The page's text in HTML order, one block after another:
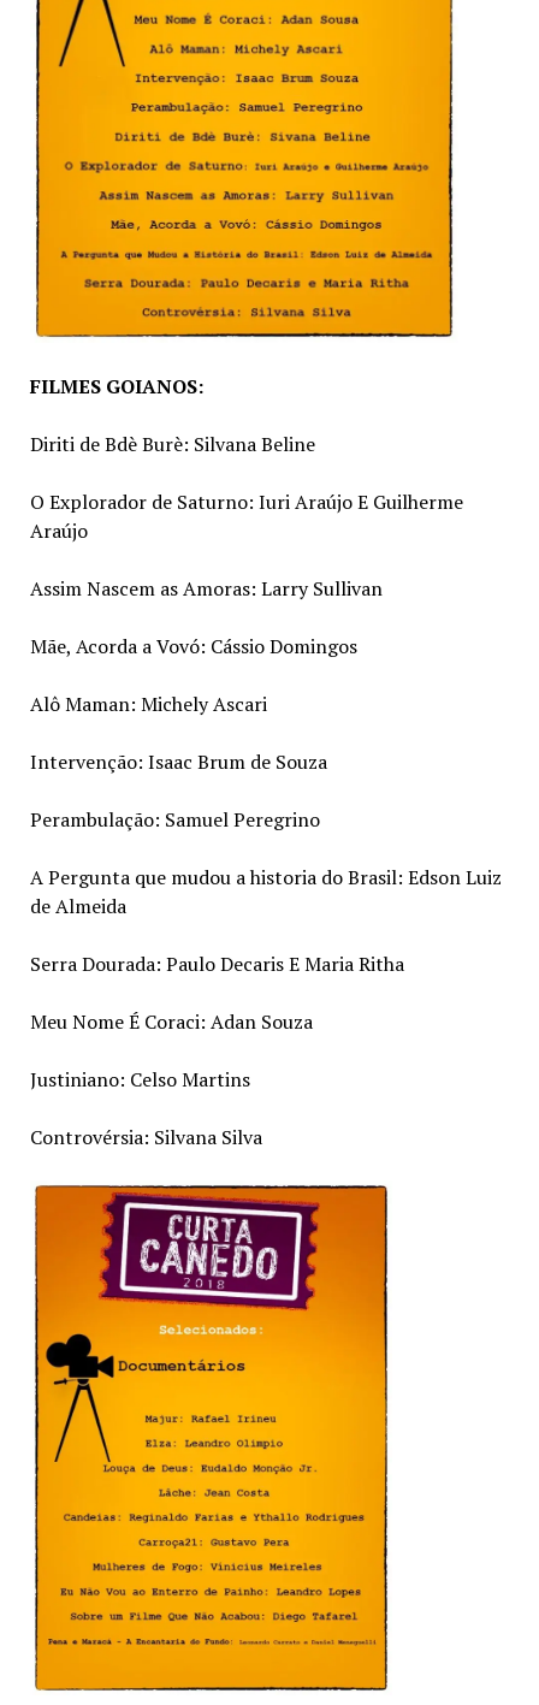
FILMES GOIANOS:
Diriti de Bdè Burè: Silvana Beline
O Explorador de Saturno: Iuri Araújo E Guilherme
Araújo
Assim Nascem as Amoras: Larry Sullivan
Mãe, Acorda a Vovó: Cássio Domingos
Alô Maman: Michely Ascari
Intervenção: Isaac Brum de Souza
Perambulação: Samuel Peregrino
A Pergunta que mudou a historia do Brasil: Edson Luiz
de Almeida
Serra Dourada: Paulo Decaris E Maria Ritha
Meu Nome É Coraci: Adan Souza
Justiniano: Celso Martins
Controvérsia: Silvana Silva